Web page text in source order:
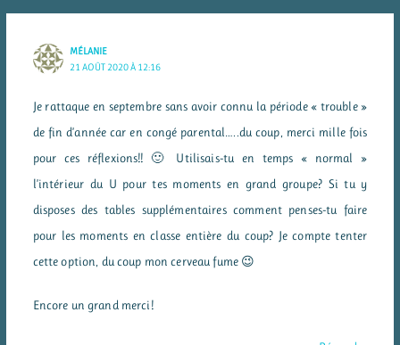
MÉLANIE
21 AOÛT 2020 À 12:16
Je rattaque en septembre sans avoir connu la période « trouble »
de fin d’année car en congé parental…..du coup, merci mille fois
pour ces réflexions!! 🙂 Utilisais-tu en temps « normal »
l’intérieur du U pour tes moments en grand groupe? Si tu y
disposes des tables supplémentaires comment penses-tu faire
pour les moments en classe entière du coup? Je compte tenter
cette option, du coup mon cerveau fume 😉
Encore un grand merci!